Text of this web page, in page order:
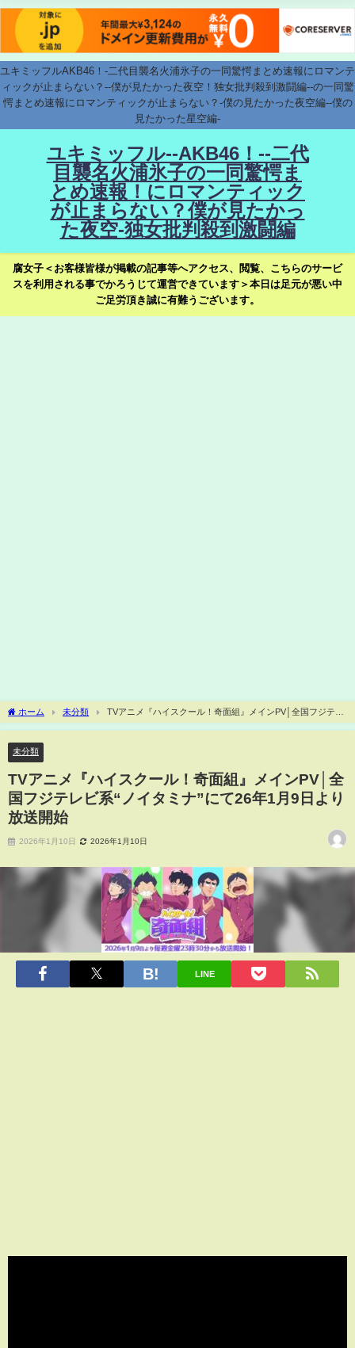
ユキミッフルAKB46！-二代目襲名火浦氷子の一同驚愕まとめ速報にロマンテ
ィックが止まらない？--僕が見たかった夜空！独女批判殺到激闘編--の一同驚
愕まとめ速報にロマンティックが止まらない？-僕の見たかった夜空編--僕の
見たかった星空編-
ユキミッフル--AKB46！--二代
目襲名火浦氷子の一同驚愕ま
とめ速報！にロマンティック
が止まらない？僕が見たかっ
た夜空-独女批判殺到激闘編
腐女子＜お客様皆様が掲載の記事等へアクセス、閲覧、こちらのサービ
スを利用される事でかろうじて運営できています＞本日は足元が悪い中
ご足労頂き誠に有難うございます。
ホーム 未分類
TVアニメ『ハイスクール！奇面組』メインPV│全国フジテレ
ビ系“ノイタミナ”にて26年1月9日より放送開始
未分類
TVアニメ『ハイスクール！奇面組』メインPV│全
国フジテレビ系“ノイタミナ”にて26年1月9日より
放送開始
2026年1月10日 2026年1月10日
LINE